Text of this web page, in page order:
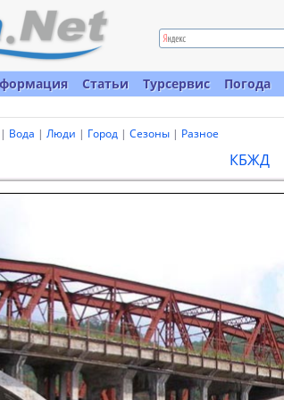
Статьи Турсервис Погода
| Вода | Люди | Город | Сезоны | Разное
КБЖД